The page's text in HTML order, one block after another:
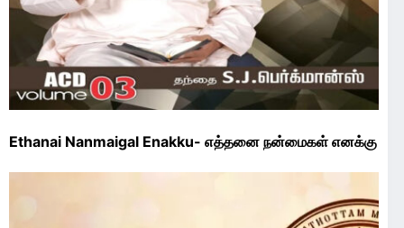
Ethanai Nanmaigal Enakku- எத்தனை நன்மைகள் எனக்கு